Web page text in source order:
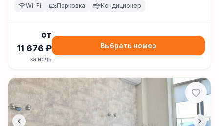
Wi-Fi Парковка Кондиционер
от
11 676 ₽
за ночь
Выбрать номер